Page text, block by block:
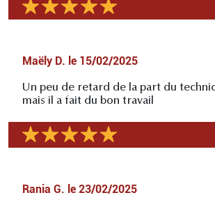
Maëly D. le 15/02/2025
Un peu de retard de la part du
mais il a fait du bon travail
Rania G. le 23/02/2025